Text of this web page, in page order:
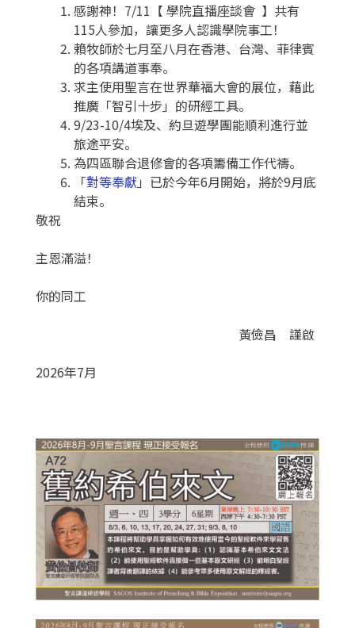
感謝神！7/11【 學院直播座談會 】共有
115人參加，讓更多人認識學院事工！
賴牧師於七月至八月在香港、台灣、菲律賓
的各項講道事奉。
求主使用聖言在世界華福大會的展位，藉此
推廣「智引十步」的研經工具。
9/23-10/4埃及、約旦遊學團能順利進行並
旅途平安。
為四區聯合退修會的各項籌備工作代禱。
「對等奉獻」已於今年6月開始，將於9月底
結束。
敬祝
主恩滿溢！
你的同工
黃儉昌 謹啟
2026年7月